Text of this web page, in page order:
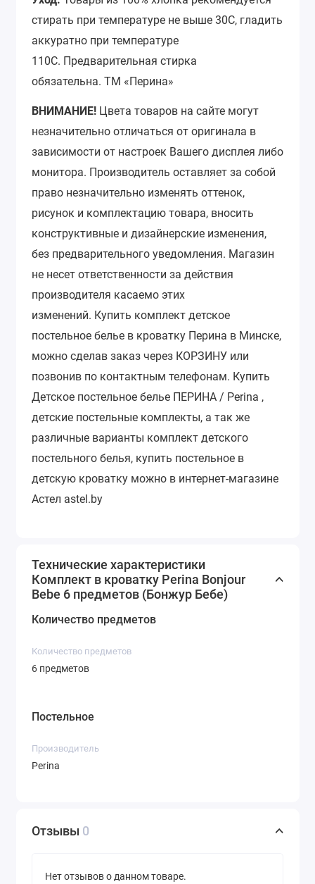
стирать при температуре не выше 30С, гладить
аккуратно при температуре
110С. Предварительная стирка
обязательна. ТМ «Перина»
ВНИМАНИЕ! Цвета товаров на сайте могут
незначительно отличаться от оригинала в
зависимости от настроек Вашего дисплея либо
монитора. Производитель оставляет за собой
право незначительно изменять оттенок,
рисунок и комплектацию товара, вносить
конструктивные и дизайнерские изменения,
без предварительного уведомления. Магазин
не несет ответственности за действия
производителя касаемо этих
изменений. Купить комплект детское
постельное белье в кроватку Перина в Минске,
можно сделав заказ через КОРЗИНУ или
позвонив по контактным телефонам. Купить
Детское постельное белье ПЕРИНА / Perina ,
детские постельные комплекты, а так же
различные варианты комплект детского
постельного белья, купить постельное в
детскую кроватку можно в интернет-магазине
Астел astel.by
Технические характеристики
Комплект в кроватку Perina Bonjour
Bebe 6 предметов (Бонжур Бебе)
Количество предметов
Количество предметов
6 предметов
Постельное
Производитель
Perina
Отзывы 0
Нет отзывов о данном товаре.